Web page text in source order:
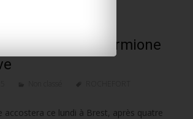
retour de l’Hermione
ce lundi à Brest, après quatre